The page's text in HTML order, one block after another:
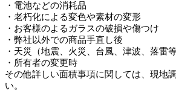
・電池などの消耗品
・老朽化による変色や素材の変形
・お客様のよるガラスの破損や傷つけ
・弊社以外での商品手直し後
・天災（地震、火災、台風、津波、落雷
・所有者の変更時
その他詳しい面積事項に関しては、現地
い。